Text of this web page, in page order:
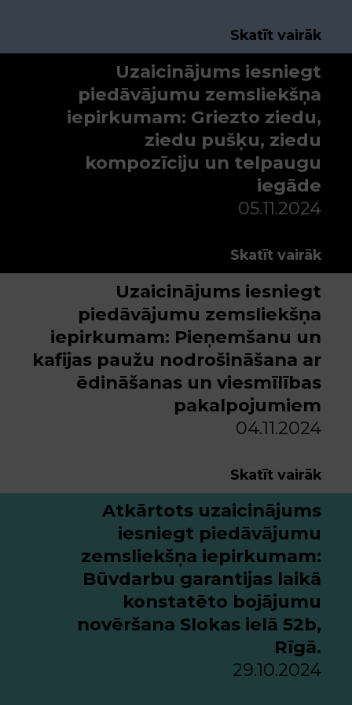
Skatīt vairāk
Uzaicinājums iesniegt
piedāvājumu zemsliekšņa
iepirkumam: Griezto ziedu,
ziedu pušķu, ziedu
kompozīciju un telpaugu
iegāde
05.11.2024
Skatīt vairāk
Uzaicinājums iesniegt
piedāvājumu zemsliekšņa
iepirkumam: Pieņemšanu un
kafijas paužu nodrošināšana ar
ēdināšanas un viesmīlības
pakalpojumiem
04.11.2024
Skatīt vairāk
Atkārtots uzaicinājums
iesniegt piedāvājumu
zemsliekšņa iepirkumam:
Būvdarbu garantijas laikā
konstatēto bojājumu
novēršana Slokas ielā 52b,
Rīgā.
29.10.2024